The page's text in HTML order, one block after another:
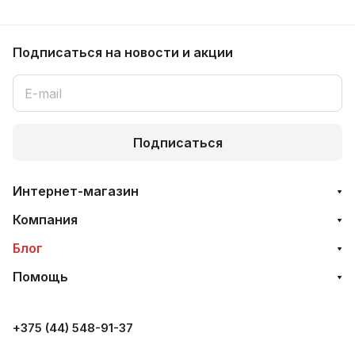
Подписаться на новости и акции
Подписаться
Интернет-магазин
Компания
Блог
Помощь
+375 (44) 548-91-37